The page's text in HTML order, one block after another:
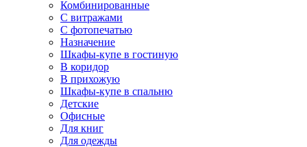
Комбинированные
С витражами
С фотопечатью
Назначение
Шкафы-купе в гостиную
В коридор
В прихожую
Шкафы-купе в спальню
Детские
Офисные
Для книг
Для одежды